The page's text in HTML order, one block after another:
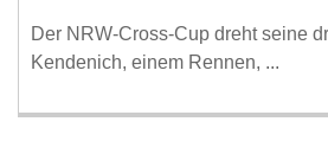
Der NRW-Cross-Cup dreht seine
Kendenich, einem Rennen, ...